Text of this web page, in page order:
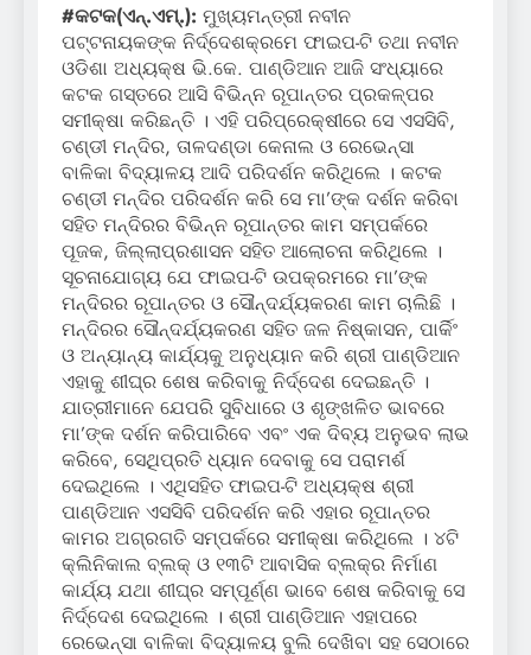
#କଟକ(ଏନ୍‌.ଏମ୍‌.): ମୁଖ୍ୟମନ୍ତ୍ରୀ ନବୀନ
ପଟ୍ଟନାୟକଙ୍କ ନିର୍ଦ୍ଦେଶକ୍ରମେ ଫାଇପ-ଟି ତଥା ନବୀନ
ଓଡିଶା ଅଧ୍ୟକ୍ଷ ଭି.କେ. ପାଣ୍ଡିଆନ ଆଜି ସଂଧ୍ୟାରେ
କଟକ ଗସ୍ତରେ ଆସି ବିଭିନ୍ନ ରୂପାନ୍ତର ପ୍ରକଳ୍ପର
ସମୀକ୍ଷା କରିଛନ୍ତି । ଏହି ପରିପ୍ରେକ୍ଷୀରେ ସେ ଏସସିବି,
ଚଣ୍ଡୀ ମନ୍ଦିର, ତାଳଦଣ୍ଡା କେନାଲ ଓ ରେଭେନ୍‌ସା
ବାଳିକା ବିଦ୍ୟାଳୟ ଆଦି ପରିଦର୍ଶନ କରିଥିଲେ । କଟକ
ଚଣ୍ଡୀ ମନ୍ଦିର ପରିଦର୍ଶନ କରି ସେ ମା’ଙ୍କ ଦର୍ଶନ କରିବା
ସହିତ ମନ୍ଦିରର ବିଭିନ୍ନ ରୂପାନ୍ତର କାମ ସମ୍ପର୍କରେ
ପୂଜକ, ଜିଲ୍ଲାପ୍ରଶାସନ ସହିତ ଆଲୋଚନା କରିଥିଲେ ।
ସୂଚନାଯୋଗ୍ୟ ଯେ ଫାଇପ-ଟି ଉପକ୍ରମରେ ମା’ଙ୍କ
ମନ୍ଦିରର ରୂପାନ୍ତର ଓ ସୌନ୍ଦର୍ଯ୍ୟକରଣ କାମ ଚାଲିଛି ।
ମନ୍ଦିରର ସୌନ୍ଦର୍ଯ୍ୟକରଣ ସହିତ ଜଳ ନିଷ୍କାସନ, ପାର୍କିଂ
ଓ ଅନ୍ୟାନ୍ୟ କାର୍ଯ୍ୟକୁ ଅନୁଧ୍ୟାନ କରି ଶ୍ରୀ ପାଣ୍ଡିଆନ
ଏହାକୁ ଶୀଘ୍ର ଶେଷ କରିବାକୁ ନିର୍ଦ୍ଦେଶ ଦେଇଛନ୍ତି ।
ଯାତ୍ରୀମାନେ ଯେପରି ସୁବିଧାରେ ଓ ଶୃଙ୍ଖଳିତ ଭାବରେ
ମା’ଙ୍କ ଦର୍ଶନ କରିପାରିବେ ଏବଂ ଏକ ଦିବ୍ୟ ଅନୁଭବ ଲାଭ
କରିବେ, ସେଥିପ୍ରତି ଧ୍ୟାନ ଦେବାକୁ ସେ ପରାମର୍ଶ
ଦେଇଥିଲେ । ଏଥିସହିତ ଫାଇପ-ଟି ଅଧ୍ୟକ୍ଷ ଶ୍ରୀ
ପାଣ୍ଡିଆନ ଏସସିବି ପରିଦର୍ଶନ କରି ଏହାର ରୂପାନ୍ତର
କାମର ଅଗ୍ରଗତି ସମ୍ପର୍କରେ ସମୀକ୍ଷା କରିଥିଲେ । ୪ଟି
କ୍ଲିନିକାଲ ବ୍ଲକ୍ ଓ ୧୩ଟି ଆବାସିକ ବ୍ଲକ୍‌ର ନିର୍ମାଣ
କାର୍ଯ୍ୟ ଯଥା ଶୀଘ୍ର ସମ୍ପୂର୍ଣ୍ଣ ଭାବେ ଶେଷ କରିବାକୁ ସେ
ନିର୍ଦ୍ଦେଶ ଦେଇଥିଲେ । ଶ୍ରୀ ପାଣ୍ଡିଆନ ଏହାପରେ
ରେଭେନ୍‌ସା ବାଳିକା ବିଦ୍ୟାଳୟ ବୁଲି ଦେଖିବା ସହ ସେଠାରେ